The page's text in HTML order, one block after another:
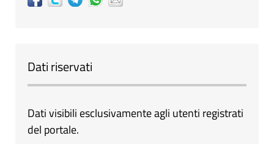
Dati riservati
Dati visibili esclusivamente agli utenti registrati
del portale.